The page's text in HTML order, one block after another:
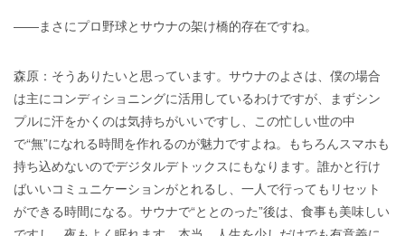
――まさにプロ野球とサウナの架け橋的存在ですね。
森原：そうありたいと思っています。サウナのよさは、僕の場合
は主にコンディショニングに活用しているわけですが、まずシン
プルに汗をかくのは気持ちがいいですし、この忙しい世の中
で“無”になれる時間を作れるのが魅力ですよね。もちろんスマホも
持ち込めないのでデジタルデトックスにもなります。誰かと行け
ばいいコミュニケーションがとれるし、一人で行ってもリセット
ができる時間になる。サウナで“ととのった”後は、食事も美味しい